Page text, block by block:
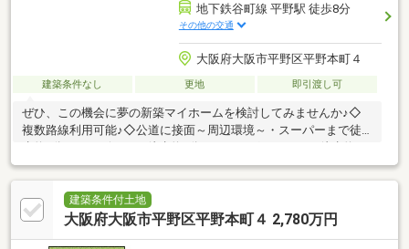
地下鉄谷町線 平野駅 徒歩8分
その他の交通
大阪府大阪市平野区平野本町４
建築条件なし 更地 即引渡し可
ぜひ、この機会に夢の新築マイホームを検討してみませんか♪◇
複数路線利用可能♪◇公道に接面～周辺環境～・スーパーまで徒
歩約9分・コンビニまで徒歩約5分・ドラッグストアまで徒歩約8
分・区役所まで徒歩約11分・銀行まで徒歩約6分・公園まで徒歩
約6分その他、周辺は生活に便利な施設が多数あります！◎天王
寺、東梅田など乗り換えなしで通勤やお出かけも楽々♪◎保育園ま
で近いので子育て世代のご家族にもオススメ♪お気軽にお問合せく
建築条件付土地
大阪府大阪市平野区平野本町４ 2,780万円